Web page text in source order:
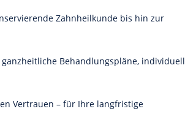
Zahnheilkunde bis hin zur
Behandlungspläne, individuell
Vertrauen – für Ihre langfristige